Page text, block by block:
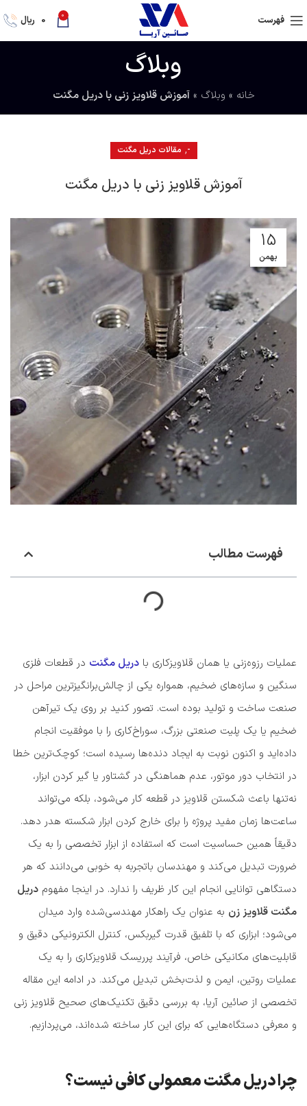
فهرست 0
0 ریال
وبلاگ
خانه » وبلاگ »آموزش قلاویز زنی با دریل مگنت
-
, مقالات دریل مگنت
آموزش قلاویز زنی با دریل مگنت
15
بهمن
فهرست مطالب
عملیات رزوه‌زنی یا همان قلاویزکاری با دریل مگنت در قطعات فلزی
سنگین و سازه‌های ضخیم، همواره یکی از چالش‌برانگیزترین مراحل در
صنعت ساخت و تولید بوده است. تصور کنید بر روی یک تیرآهن
ضخیم یا یک پلیت صنعتی بزرگ، سوراخ‌کاری را با موفقیت انجام
داده‌اید و اکنون نوبت به ایجاد دنده‌ها رسیده است؛ کوچک‌ترین خطا
در انتخاب دور موتور، عدم هماهنگی در گشتاور یا گیر کردن ابزار،
نه‌تنها باعث شکستن قلاویز در قطعه کار می‌شود، بلکه می‌تواند
ساعت‌ها زمان مفید پروژه را برای خارج کردن ابزار شکسته هدر دهد.
دقیقاً همین حساسیت است که استفاده از ابزار تخصصی را به یک
ضرورت تبدیل می‌کند و مهندسان باتجربه به خوبی می‌دانند که هر
دستگاهی توانایی انجام این کار ظریف را ندارد. در اینجا مفهوم دریل
مگنت قلاویز زن به عنوان یک راهکار مهندسی‌شده وارد میدان
می‌شود؛ ابزاری که با تلفیق قدرت گیربکس، کنترل الکترونیکی دقیق و
قابلیت‌های مکانیکی خاص، فرآیند پرریسک قلاویزکاری را به یک
عملیات روتین، ایمن و لذت‌بخش تبدیل می‌کند. در ادامه این مقاله
تخصصی از صائین آریا، به بررسی دقیق تکنیک‌های صحیح قلاویز زنی
و معرفی دستگاه‌هایی که برای این کار ساخته شده‌اند، می‌پردازیم.
چرا دریل مگنت معمولی کافی نیست؟